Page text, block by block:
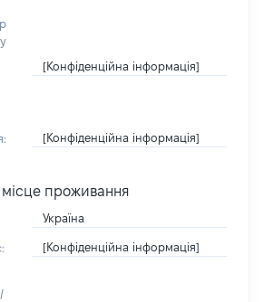
[Конфіденційна інформація]
[Конфіденційна інформація]
проживання
Україна
[Конфіденційна інформація]